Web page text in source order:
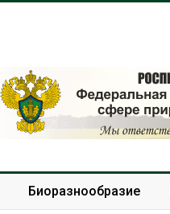
Биоразнообразие